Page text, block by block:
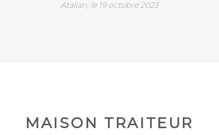
Atalian, le 19 octobre 2023
MAISON TRAITEUR